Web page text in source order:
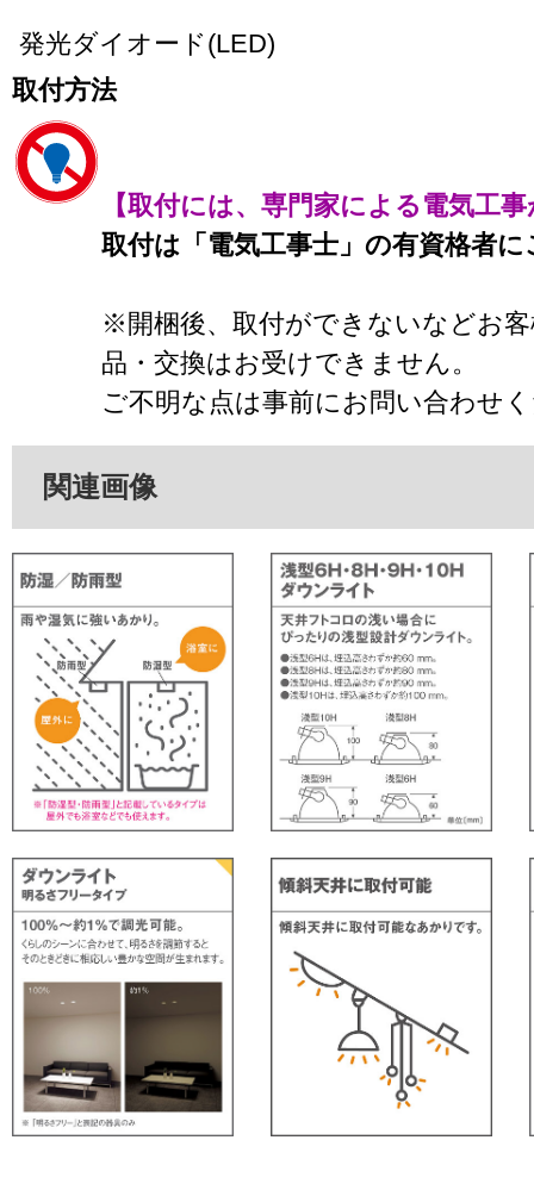
発光ダイオード(LED)
取付方法
【取付には、専門家による電気工
取付は「電気工事士」の有資格者
※開梱後、取付ができないなどお
品・交換はお受けできません。
ご不明な点は事前にお問い合わせ
関連画像